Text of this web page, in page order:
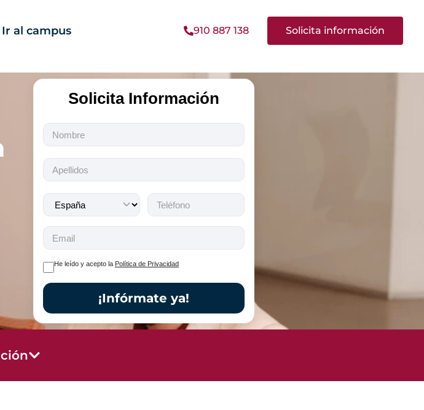
Ir al campus Solicita información
910 887 138
Solicita Información
Todos
los
son
obligatorios.
He leído y acepto la Política de Privacidad
¡Infórmate ya!